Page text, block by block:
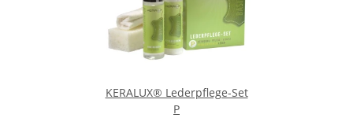
KERALUX® Lederpflege-Set
P